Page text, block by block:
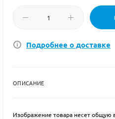
Подробнее о доставке
ОПИСАНИЕ
Изображение товара несет